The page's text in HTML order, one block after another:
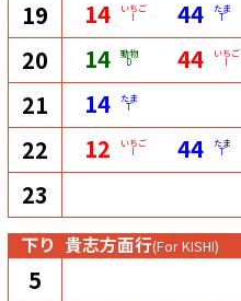
19 14 いちご
I 44 たま
T
20 14 動物
D 44 いちご
I
21 14 たま
T
22 12 いちご
I 44 たま
T
23
下り 貴志方面行(For KISHI)
5